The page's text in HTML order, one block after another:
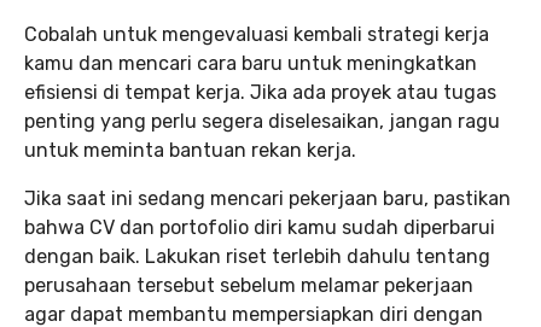
Cobalah untuk mengevaluasi kembali strategi kerja
kamu dan mencari cara baru untuk meningkatkan
efisiensi di tempat kerja. Jika ada proyek atau tugas
penting yang perlu segera diselesaikan, jangan ragu
untuk meminta bantuan rekan kerja.
Jika saat ini sedang mencari pekerjaan baru, pastikan
bahwa CV dan portofolio diri kamu sudah diperbarui
dengan baik. Lakukan riset terlebih dahulu tentang
perusahaan tersebut sebelum melamar pekerjaan
agar dapat membantu mempersiapkan diri dengan